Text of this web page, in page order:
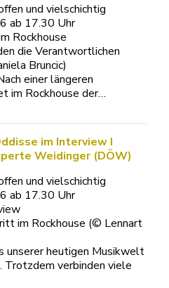
und vielschichtig
ab 17.30 Uhr
Rockhouse
die Verantwortlichen
Bruncic)
einer längeren
im Rockhouse der…
im Interview I
Weidinger (DÖW)
und vielschichtig
ab 17.30 Uhr
im Rockhouse (© Lennart
unserer heutigen Musikwelt
Trotzdem verbinden viele